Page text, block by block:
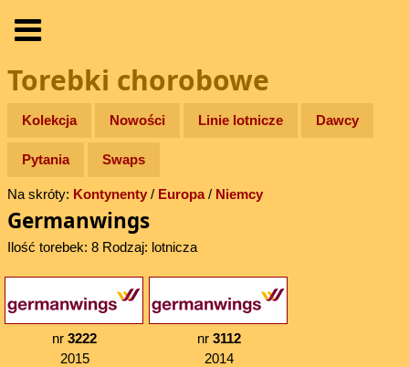
Torebki chorobowe
Kolekcja Nowości Linie lotnicze Dawcy
Pytania Swaps
Na skróty: Kontynenty/ Europa/ Niemcy
Germanwings
Ilość torebek: 8 Rodzaj: lotnicza
nr 3222
2015
nr 3112
2014